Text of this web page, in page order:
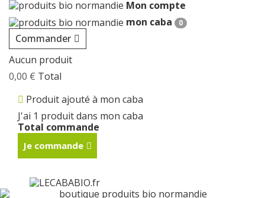
Mon compte
mon caba
0
Commander
Aucun produit
0,00 € Total
Produit ajouté à mon caba
J'ai 1 produit dans mon caba
Total commande
Je commande
Cookies management panel